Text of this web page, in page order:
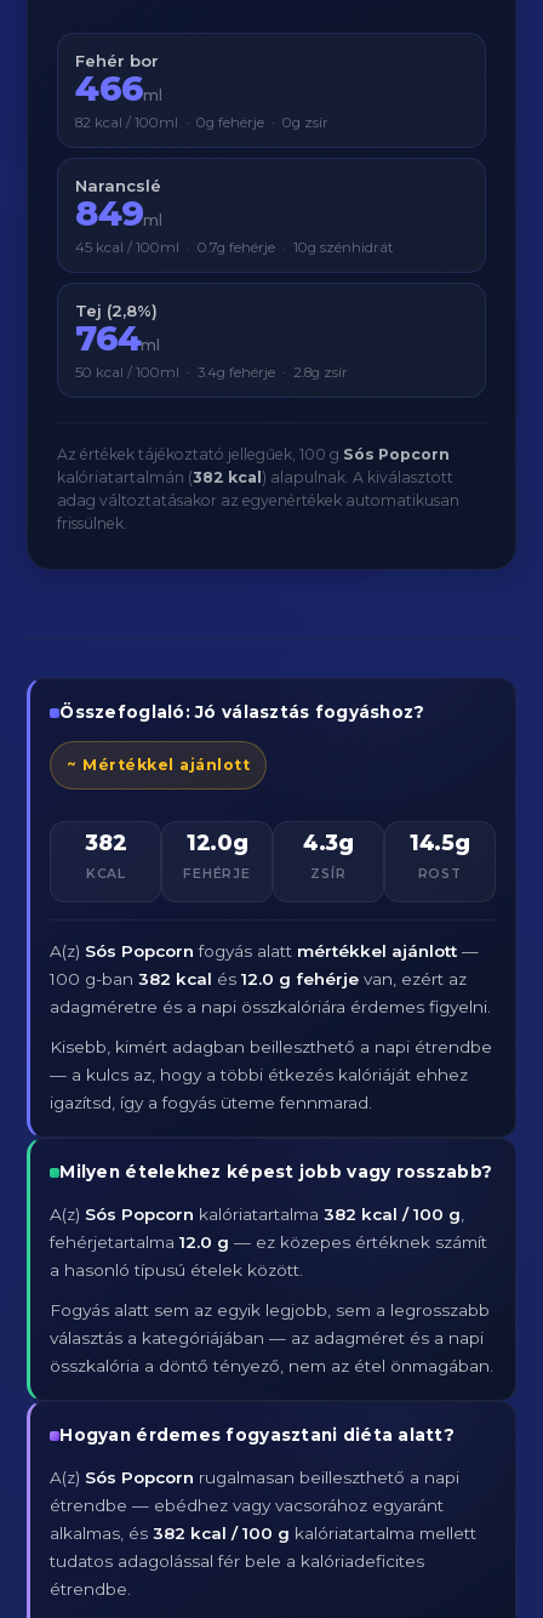
Fehér bor
466ml
82 kcal / 100ml · 0g fehérje · 0g zsír
Narancslé
849ml
45 kcal / 100ml · 0.7g fehérje · 10g szénhidrát
Tej (2,8%)
764ml
50 kcal / 100ml · 3.4g fehérje · 2.8g zsír
Az értékek tájékoztató jellegűek, 100 g Sós Popcorn
kalóriatartalmán (382 kcal ) alapulnak. A kiválasztott
adag változtatásakor az egyenértékek automatikusan
frissülnek.
Összefoglaló: Jó választás fogyáshoz?
~ Mértékkel ajánlott
382
KCAL
12.0g
FEHÉRJE
4.3g
ZSÍR
14.5g
ROST
A(z) Sós Popcorn fogyás alatt mértékkel ajánlott —
100 g-ban382 kcal és12.0 g fehérje van, ezért az
adagméretre és a napi összkalóriára érdemes figyelni.
Kisebb, kimért adagban beilleszthető a napi étrendbe
— a kulcs az, hogy a többi étkezés kalóriáját ehhez
igazítsd, így a fogyás üteme fennmarad.
Milyen ételekhez képest jobb vagy rosszabb?
A(z) Sós Popcorn kalóriatartalma382 kcal / 100 g
fehérjetartalma12.0 g — ez közepes értéknek számít
a hasonló típusú ételek között.
Fogyás alatt sem az egyik legjobb, sem a legrosszabb
választás a kategóriájában — az adagméret és a napi
összkalória a döntő tényező, nem az étel önmagában.
Hogyan érdemes fogyasztani diéta alatt?
A(z) Sós Popcorn rugalmasan beilleszthető a napi
étrendbe — ebédhez vagy vacsorához egyaránt
alkalmas, és382 kcal / 100 g kalóriatartalma mellett
tudatos adagolással fér bele a kalóriadeficites
étrendbe.